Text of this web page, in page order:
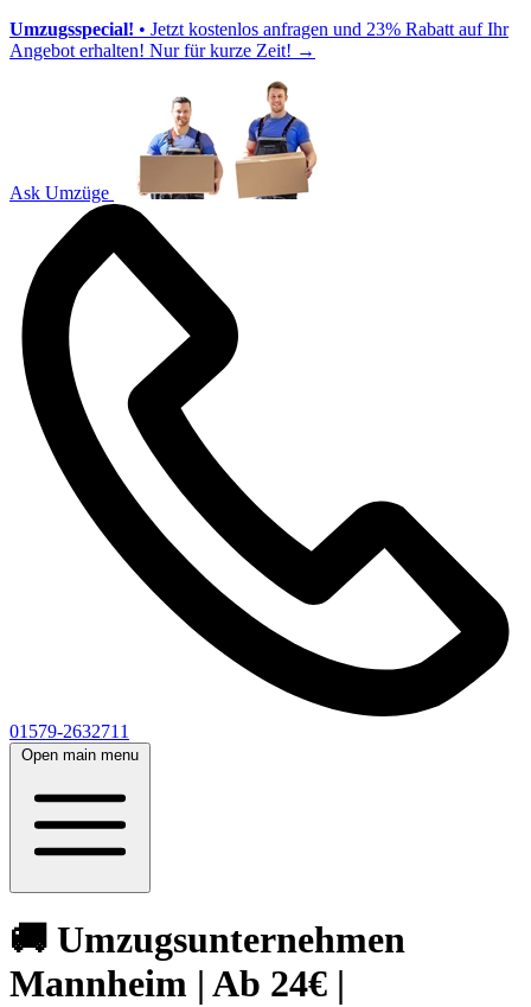
Umzugsspecial! • Jetzt kostenlos anfragen und 23% Rabatt auf Ihr
Angebot erhalten! Nur für kurze Zeit! →
Ask Umzüge
01579-2632711
Open main menu
🚚 Umzugsunternehmen
Mannheim | Ab 24€ |